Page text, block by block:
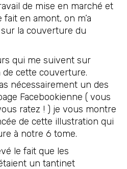
de mise en marché et
en amont, on m’a
la couverture du
qui me suivent sur
de cette couverture.
nécessairement un des
Facebookienne ( vous
ratez ! ) je vous montre
de cette illustration qui
à notre 6 tome.
le fait que les
un tantinet